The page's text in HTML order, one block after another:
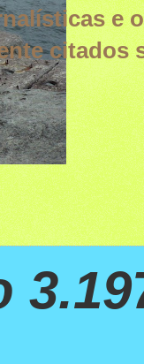
e
citados